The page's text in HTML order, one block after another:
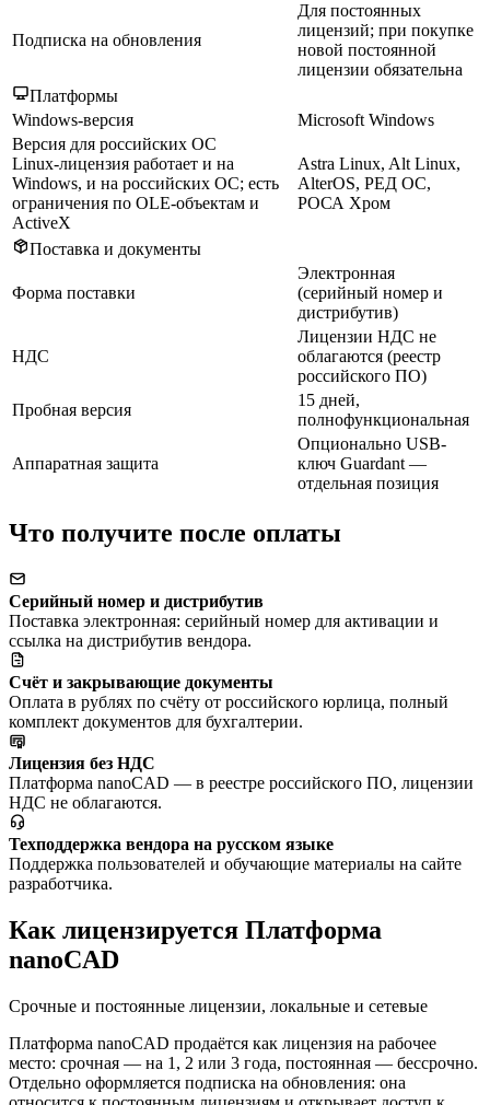
Подписка на обновления
Для постоянных
лицензий; при покупке
новой постоянной
лицензии обязательна
Платформы
Windows-версия
Microsoft Windows
Версия для российских ОС
Linux-лицензия работает и на
Windows, и на российских ОС; есть
ограничения по OLE-объектам и
ActiveX
Astra Linux, Alt Linux,
AlterOS, РЕД ОС,
РОСА Хром
Поставка и документы
Форма поставки
Электронная
(серийный номер и
дистрибутив)
НДС
Лицензии НДС не
облагаются (реестр
российского ПО)
Пробная версия
15 дней,
полнофункциональная
Аппаратная защита
Опционально USB-
ключ Guardant —
отдельная позиция
Что получите после оплаты
Серийный номер и дистрибутив
Поставка электронная: серийный номер для активации и
ссылка на дистрибутив вендора.
Счёт и закрывающие документы
Оплата в рублях по счёту от российского юрлица, полный
комплект документов для бухгалтерии.
Лицензия без НДС
Платформа nanoCAD — в реестре российского ПО, лицензии
НДС не облагаются.
Техподдержка вендора на русском языке
Поддержка пользователей и обучающие материалы на сайте
разработчика.
Как лицензируется Платформа
nanoCAD
Срочные и постоянные лицензии, локальные и сетевые
Платформа nanoCAD продаётся как лицензия на рабочее
место: срочная — на 1, 2 или 3 года, постоянная — бессрочно.
Отдельно оформляется подписка на обновления: она